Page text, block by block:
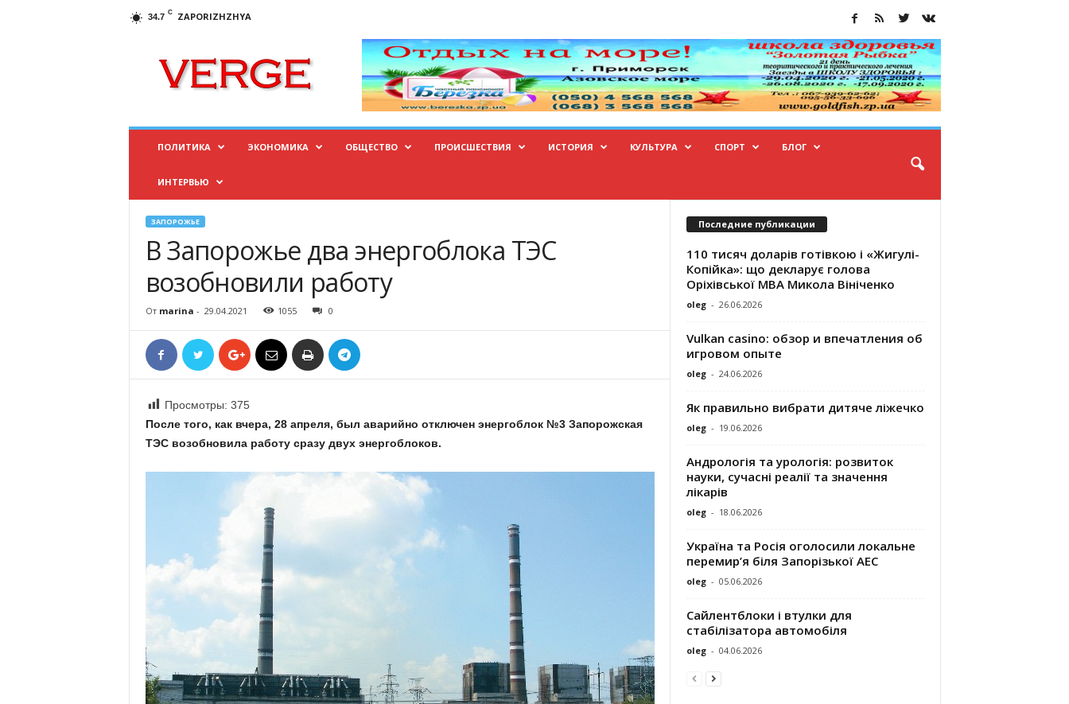
34.7 C
ZAPORIZHZHYA
ПОЛИТИКА ЭКОНОМИКА ОБЩЕСТВО ПРОИСШЕСТВИЯ ИСТОРИЯ КУЛЬТУРА СПОРТ БЛОГ
ИНТЕРВЬЮ
ЗАПОРОЖЬЕ
В Запорожье два энергоблока ТЭС
возобновили работу
От marina - 29.04.2021 1055 0
Просмотры: 375
После того, как вчера, 28 апреля, был аварийно отключен энергоблок №3 Запорожская
ТЭС возобновила работу сразу двух энергоблоков.
Последние публикации
110 тисяч доларів готівкою і «Жигулі-
Копійка»: що декларує голова
Оріхівської МВА Микола Вініченко
oleg - 26.06.2026
Vulkan casino: обзор и впечатления об
игровом опыте
oleg - 24.06.2026
Як правильно вибрати дитяче ліжечко
oleg - 19.06.2026
Андрологія та урологія: розвиток
науки, сучасні реалії та значення
лікарів
oleg - 18.06.2026
Україна та Росія оголосили локальне
перемир’я біля Запорізької АЕС
oleg - 05.06.2026
Сайлентблоки і втулки для
стабілізатора автомобіля
oleg - 04.06.2026